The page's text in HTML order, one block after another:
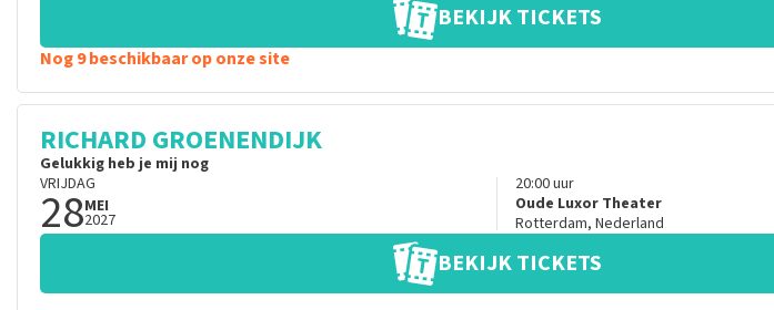
BEKIJK TICKETS
Nog 9 beschikbaar op onze site
RICHARD GROENENDIJK
Gelukkig heb je mij nog
VRIJDAG
28MEI
2027
20:00uur
Oude Luxor Theater
Rotterdam, Nederland
BEKIJK TICKETS